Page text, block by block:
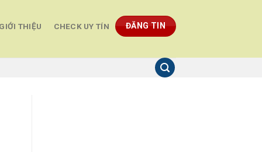
THIỆU CHECK UY TÍN ĐĂNG TIN